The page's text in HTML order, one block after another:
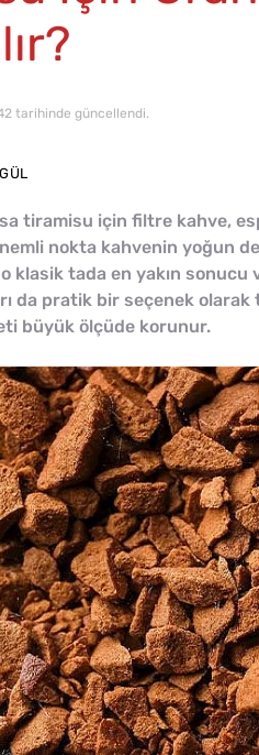
tarihinde güncellendi.
tiramisu için filtre kahve,
nokta kahvenin yoğun
klasik tada en yakın sonucu
da pratik bir seçenek
büyük ölçüde korunur.